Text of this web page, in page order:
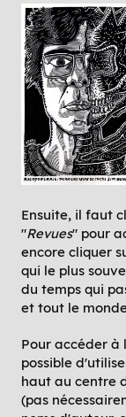
Ensuite, il faut
"Revues" pour
encore cliquer
qui le plus
du temps qui
et tout le
Pour accéder à
possible
haut au centre
(pas